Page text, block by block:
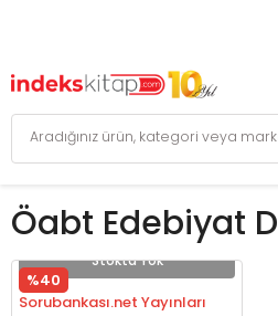
Öabt Edebiyat
Stokta Yok
%40
Sorubankası.net Yayınları